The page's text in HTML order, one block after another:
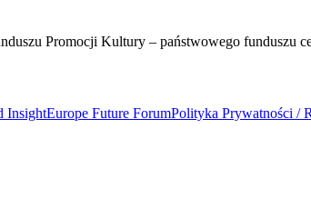
Promocji Kultury – państwowego funduszu
InsightEurope Future ForumPolityka Prywatności /